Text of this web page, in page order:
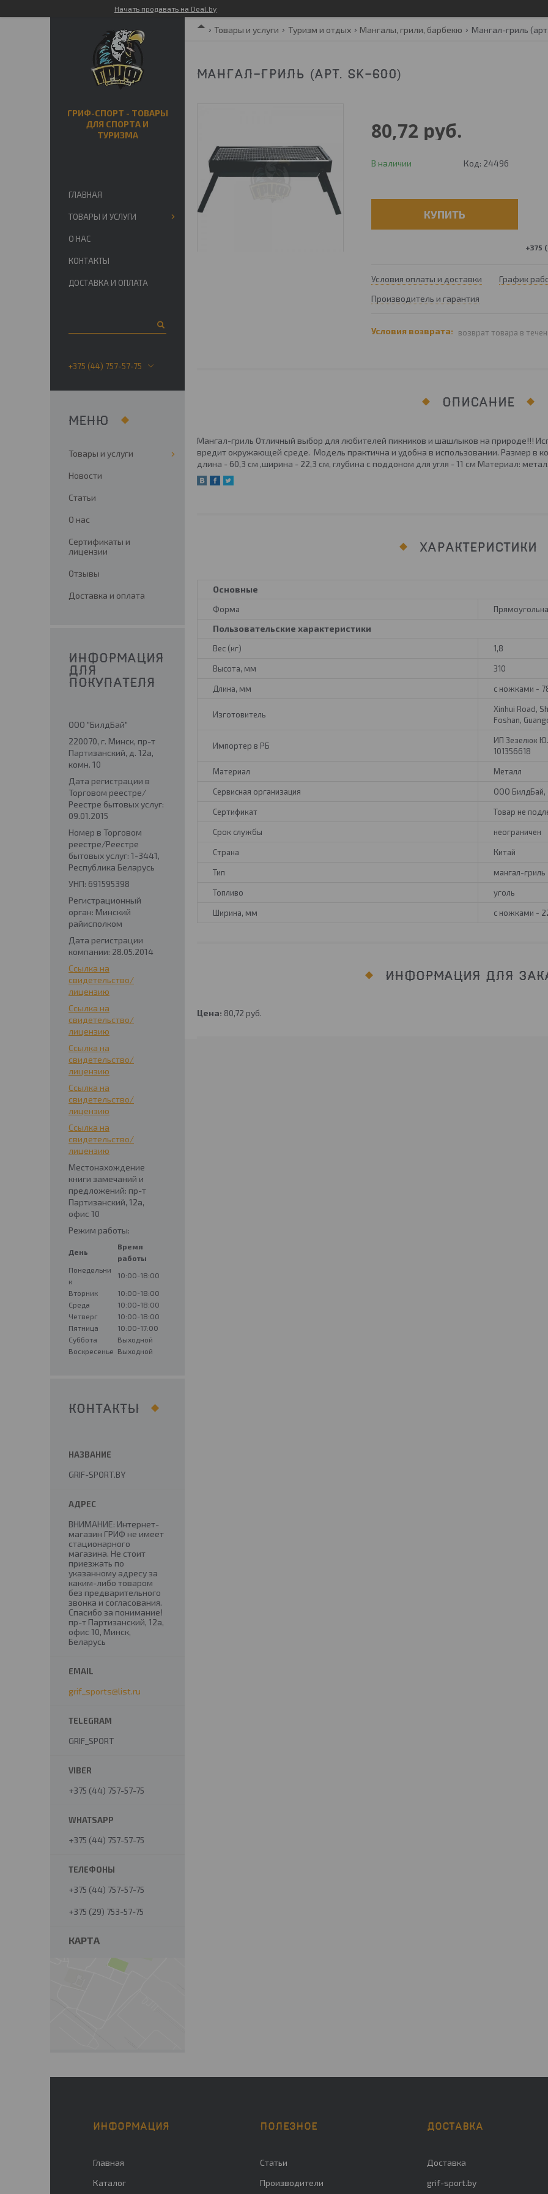
Начать продавать на Deal.by
Товары и услуги Туризм и отдых Мангалы, грили, барбекю Мангал-гриль
МАНГАЛ-ГРИЛЬ (АРТ. SK-600)
80,72 руб.
В наличии Код: 24496
КУПИТЬ
+375
Условия оплаты и доставки График
Производитель и гарантия
возврат товара в
ОПИСАНИЕ
Мангал-гриль Отличный выбор для любителей пикников и шашлыков на природе!!!
вредит окружающей среде. Модель практична и удобна в использовании. Размер в
длина - 60,3 см ,ширина - 22,3 см, глубина с поддоном для угля - 11 см Материал:
ХАРАКТЕРИСТИКИ
Основные
Форма
Пользовательские характеристики
Вес (кг) 1,8
Высота, мм 310
Длина, мм с ножками -
Изготовитель
Xinhui Road,
Foshan,
Импортер в РБ
ИП Зезелюк
101356618
Материал Металл
Сервисная организация ООО БилдБай,
Сертификат Товар не
Срок службы неограничен
Страна Китай
Тип мангал-гриль
Топливо уголь
Ширина, мм с ножками -
ИНФОРМАЦИЯ ДЛЯ
Цена: 80,72 руб.
ГРИФ-СПОРТ - ТОВАРЫ
ДЛЯ СПОРТА И
ТУРИЗМА
ГЛАВНАЯ
ТОВАРЫ И УСЛУГИ
О НАС
КОНТАКТЫ
ДОСТАВКА И ОПЛАТА
+375 (44) 757-57-75
Товары и услуги
Новости
Статьи
О нас
Сертификаты и
лицензии
Отзывы
Доставка и оплата
ИНФОРМАЦИЯ
ДЛЯ
ПОКУПАТЕЛЯ
ООО "БилдБай"
220070, г. Минск, пр-т
Партизанский, д. 12а,
комн. 10
Дата регистрации в
Торговом реестре/
Реестре бытовых услуг:
09.01.2015
Номер в Торговом
реестре/Реестре
бытовых услуг: 1-3441,
Республика Беларусь
УНП: 691595398
Регистрационный
орган: Минский
райисполком
Дата регистрации
компании: 28.05.2014
Ссылка на
свидетельство/
лицензию
Ссылка на
свидетельство/
лицензию
Ссылка на
свидетельство/
лицензию
Ссылка на
свидетельство/
лицензию
Ссылка на
свидетельство/
лицензию
Местонахождение
книги замечаний и
предложений: пр-т
Партизанский, 12а,
офис 10
Режим работы:
День
Время
работы
Понедельни
к
10:00-18:00
Вторник
10:00-18:00
Среда
10:00-18:00
Четверг
10:00-18:00
Пятница
10:00-17:00
Суббота
Выходной
Воскресенье Выходной
КОНТАКТЫ
GRIF-SPORT.BY
ВНИМАНИЕ: Интернет-
магазин ГРИФ не имеет
стационарного
магазина. Не стоит
приезжать по
указанному адресу за
каким-либо товаром
без предварительного
звонка и согласования.
Спасибо за понимание!
пр-т Партизанский, 12а,
офис 10, Минск,
Беларусь
grif_sports@list.ru
GRIF_SPORT
+375 (44) 757-57-75
+375 (44) 757-57-75
+375 (44) 757-57-75
+375 (29) 753-57-75
КАРТА
ИНФОРМАЦИЯ
Главная
Каталог
ПОЛЕЗНОЕ
Статьи
Производители
ДОСТАВКА
Доставка
grif-sport.by